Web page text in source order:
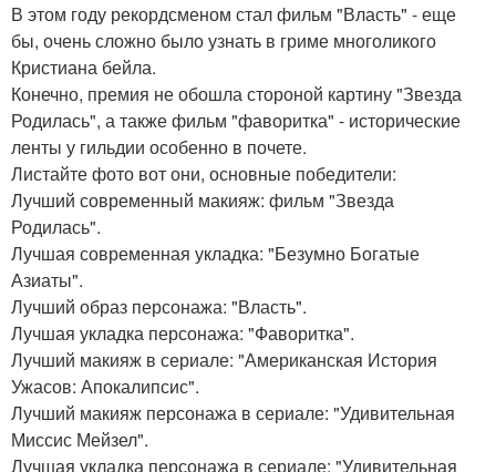
В этом году рекордсменом стал фильм "Власть" - еще
бы, очень сложно было узнать в гриме многоликого
Кристиана бейла.
Конечно, премия не обошла стороной картину "Звезда
Родилась", а также фильм "фаворитка" - исторические
ленты у гильдии особенно в почете.
Листайте фото вот они, основные победители:
Лучший современный макияж: фильм "Звезда
Родилась".
Лучшая современная укладка: "Безумно Богатые
Азиаты".
Лучший образ персонажа: "Власть".
Лучшая укладка персонажа: "Фаворитка".
Лучший макияж в сериале: "Американская История
Ужасов: Апокалипсис".
Лучший макияж персонажа в сериале: "Удивительная
Миссис Мейзел".
Лучшая укладка персонажа в сериале: "Удивительная